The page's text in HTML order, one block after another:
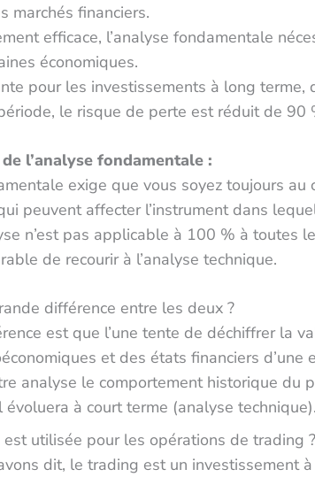
marchés financiers.
efficace, l’analyse fondamentale
économiques.
pour les investissements à long
le risque de perte est réduit de 90
l’analyse fondamentale :
exige que vous soyez toujours
peuvent affecter l’instrument dans
n’est pas applicable à 100 % à toutes
de recourir à l’analyse technique.
différence entre les deux ?
est que l’une tente de déchiffrer la
et des états financiers
analyse le comportement historique du
à court terme (analyse
utilisée pour les opérations de trading ?
dit, le trading est un investissement